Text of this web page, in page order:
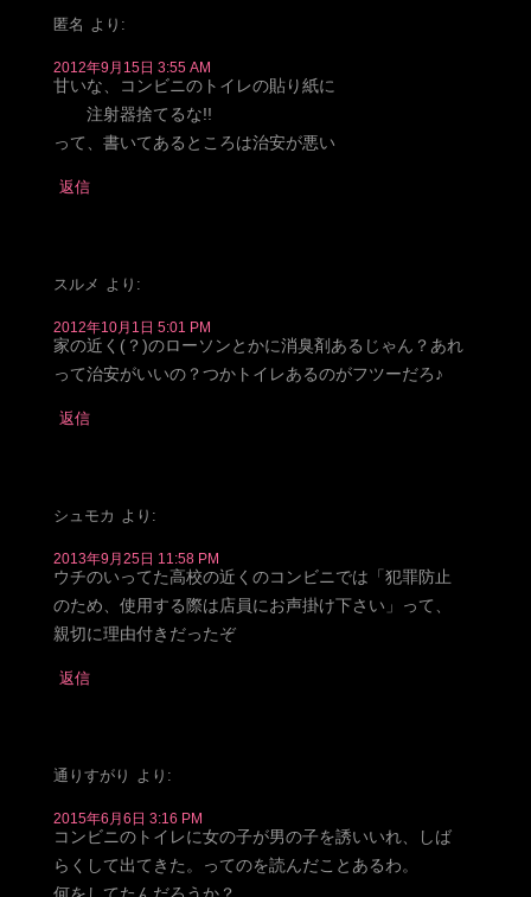
匿名 より:
2012年9月15日 3:55 AM
甘いな、コンビニのトイレの貼り紙に
注射器捨てるな!!
って、書いてあるところは治安が悪い
返信
スルメ より:
2012年10月1日 5:01 PM
家の近く(？)のローソンとかに消臭剤あるじゃん？あれ
って治安がいいの？つかトイレあるのがフツーだろ♪
返信
シュモカ より:
2013年9月25日 11:58 PM
ウチのいってた高校の近くのコンビニでは「犯罪防止
のため、使用する際は店員にお声掛け下さい」って、
親切に理由付きだったぞ
返信
通りすがり より:
2015年6月6日 3:16 PM
コンビニのトイレに女の子が男の子を誘いいれ、しば
らくして出てきた。ってのを読んだことあるわ。